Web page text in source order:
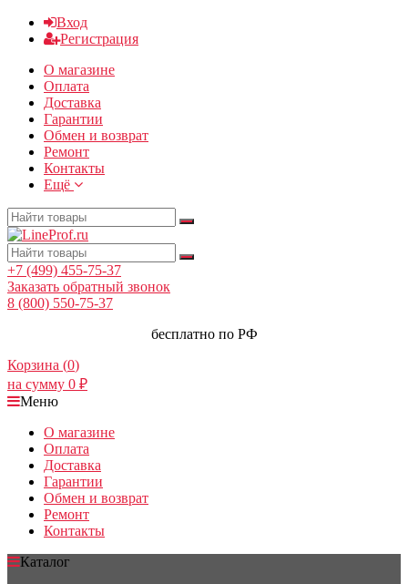
Вход
Регистрация
О магазине
Оплата
Доставка
Гарантии
Обмен и возврат
Ремонт
Контакты
Ещё
+7 (499) 455-75-37
Заказать обратный звонок
8 (800) 550-75-37
бесплатно по РФ
Корзина (0)
на сумму 0 ₽
Меню
О магазине
Оплата
Доставка
Гарантии
Обмен и возврат
Ремонт
Контакты
Каталог